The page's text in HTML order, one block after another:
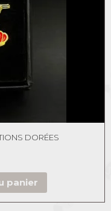
DORÉES
panier